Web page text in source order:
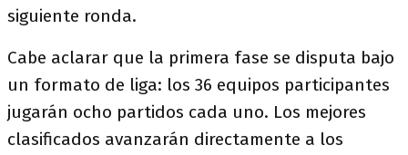
siguiente ronda.
Cabe aclarar que la primera fase se disputa bajo
un formato de liga: los 36 equipos participantes
jugarán ocho partidos cada uno. Los mejores
clasificados avanzarán directamente a los